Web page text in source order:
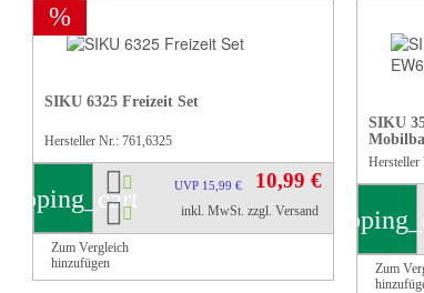
%
SIKU 6325 Freizeit Set
Hersteller Nr.: 761,6325
10,99 €
UVP 15,99 €
inkl. MwSt. zzgl. Versand
shopping_cart
Zum Vergleich
hinzufügen
SIKU
Hersteller
Zum